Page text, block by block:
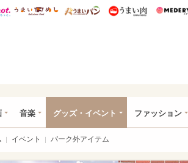
あ総研 ディズニー特集
mimot. うまいめし うまいパン うまい肉
音楽 グッズ・イベント ファッション
イベント パーク外アイテム